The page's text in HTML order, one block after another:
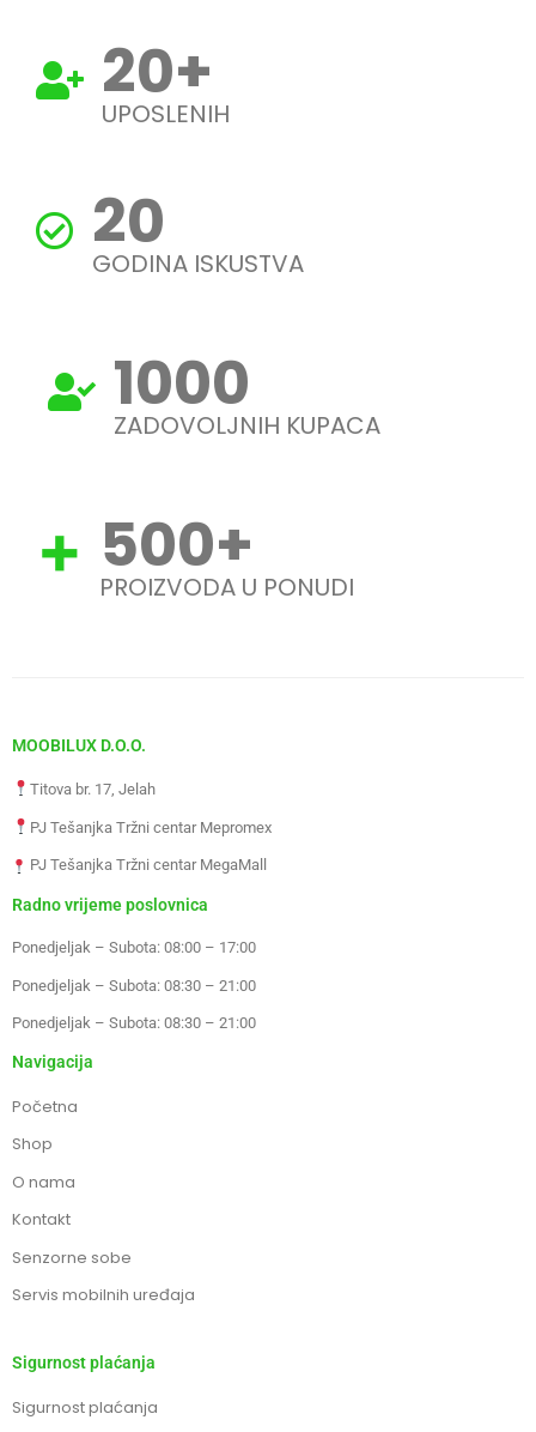
20+
UPOSLENIH
20
GODINA ISKUSTVA
1000
ZADOVOLJNIH KUPACA
500+
PROIZVODA U PONUDI
MOOBILUX D.O.O.
Titova br. 17, Jelah
PJ Tešanjka Tržni centar Mepromex
PJ Tešanjka Tržni centar MegaMall
Radno vrijeme poslovnica
Ponedjeljak – Subota: 08:00 – 17:00
Ponedjeljak – Subota: 08:30 – 21:00
Ponedjeljak – Subota: 08:30 – 21:00
Navigacija
Početna
Shop
O nama
Kontakt
Senzorne sobe
Servis mobilnih uređaja
Sigurnost plaćanja
Sigurnost plaćanja